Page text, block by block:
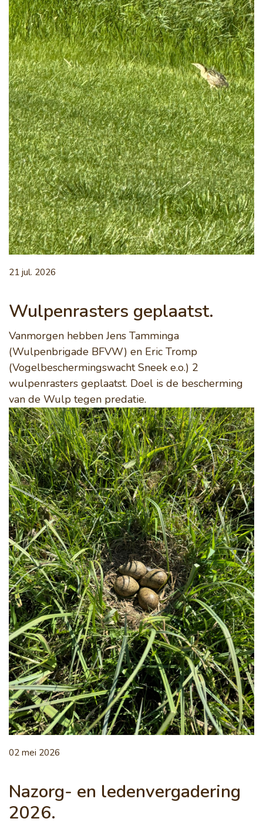
21 jul. 2026
Wulpenrasters geplaatst.
Vanmorgen hebben Jens Tamminga
(Wulpenbrigade BFVW) en Eric Tromp
(Vogelbeschermingswacht Sneek e.o.) 2
wulpenrasters geplaatst. Doel is de bescherming
van de Wulp tegen predatie.
02 mei 2026
Nazorg- en ledenvergadering
2026.